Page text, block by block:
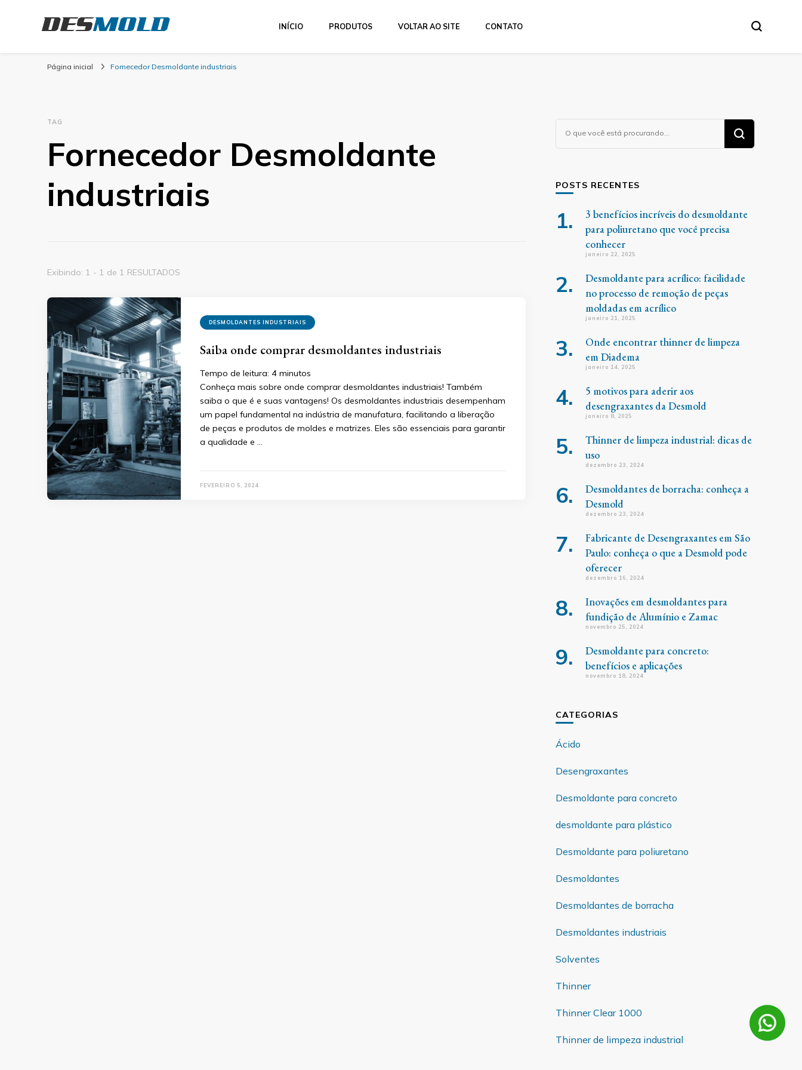
Desmold
INÍCIO PRODUTOS VOLTAR AO SITE CONTATO
Página inicial Fornecedor Desmoldante industriais
TAG
Fornecedor Desmoldante
industriais
Exibindo: 1 - 1 de 1 RESULTADOS
DESMOLDANTES INDUSTRIAIS
Saiba onde comprar desmoldantes industriais
Tempo de leitura: 4 minutos
Conheça mais sobre onde comprar desmoldantes industriais! Também
saiba o que é e suas vantagens! Os desmoldantes industriais desempenham
um papel fundamental na indústria de manufatura, facilitando a liberação
de peças e produtos de moldes e matrizes. Eles são essenciais para garantir
a qualidade e …
FEVEREIRO 5, 2024
algo?
POSTS RECENTES
3 benefícios incríveis do desmoldante
para poliuretano que você precisa
conhecer
janeiro 22, 2025
Desmoldante para acrílico: facilidade
no processo de remoção de peças
moldadas em acrílico
janeiro 21, 2025
Onde encontrar thinner de limpeza
em Diadema
janeiro 14, 2025
5 motivos para aderir aos
desengraxantes da Desmold
janeiro 8, 2025
Thinner de limpeza industrial: dicas de
uso
dezembro 23, 2024
Desmoldantes de borracha: conheça a
Desmold
dezembro 23, 2024
Fabricante de Desengraxantes em São
Paulo: conheça o que a Desmold pode
oferecer
dezembro 16, 2024
Inovações em desmoldantes para
fundição de Alumínio e Zamac
novembro 25, 2024
Desmoldante para concreto:
benefícios e aplicações
novembro 18, 2024
CATEGORIAS
Ácido
Desengraxantes
Desmoldante para concreto
desmoldante para plástico
Desmoldante para poliuretano
Desmoldantes
Desmoldantes de borracha
Desmoldantes industriais
Solventes
Thinner
Thinner Clear 1000
Thinner de limpeza industrial